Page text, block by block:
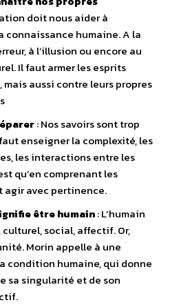
doit nous aider à
connaissance humaine. A la
à l’illusion ou encore au
Il faut armer les esprits
aussi contre leurs propres
: Nos savoirs sont trop
enseigner la complexité, les
les interactions entre les
qu’en comprenant les
agir avec pertinence.
être humain: L’humain
social, affectif. Or,
Morin appelle à une
condition humaine, qui donne
sa singularité et de son